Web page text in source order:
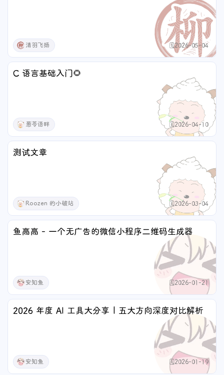
清羽飞扬 🗓️2026-05-04
C 语言基础入门🌻
葱苓语畔 🗓️2026-04-10
测试文章
Roozen 的小破站 🗓️2026-03-04
鱼高高 - 一个无广告的微信小程序二维码生成器
安知鱼 🗓️2026-01-21
2026 年度 AI 工具大分享 | 五大方向深度对比解析
安知鱼 🗓️2026-01-19